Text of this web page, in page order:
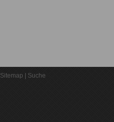
Sitemap Suche